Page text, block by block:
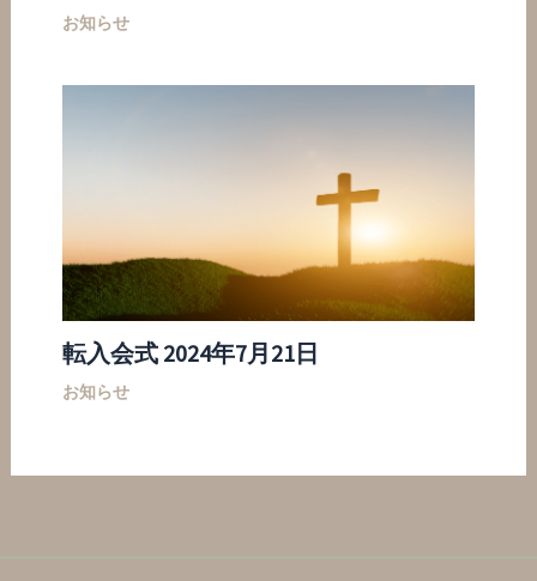
お知らせ
転入会式 2024年7月21日
お知らせ